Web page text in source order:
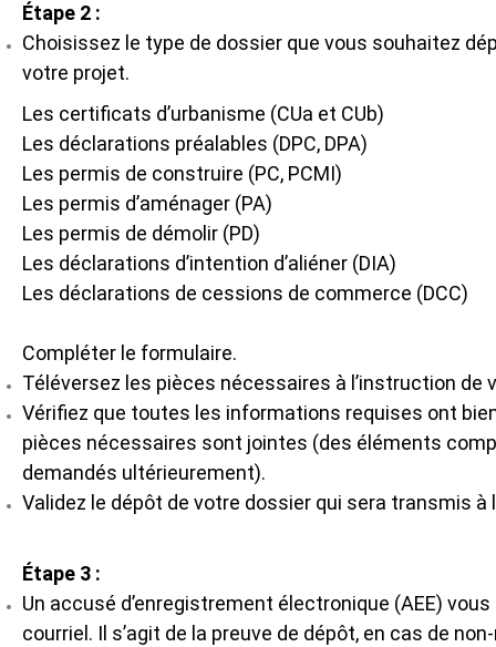
Étape 2 :
Choisissez le type de dossier que vous souhaitez
votre projet.
Les certificats d’urbanisme (CUa et CUb)
Les déclarations préalables (DPC, DPA)
Les permis de construire (PC, PCMI)
Les permis d’aménager (PA)
Les permis de démolir (PD)
Les déclarations d’intention d’aliéner (DIA)
Les déclarations de cessions de commerce (DCC)
Compléter le formulaire.
Téléversez les pièces nécessaires à l’instruction de
Vérifiez que toutes les informations requises ont
pièces nécessaires sont jointes (des éléments
demandés ultérieurement).
Validez le dépôt de votre dossier qui sera transmis à
Étape 3 :
Un accusé d’enregistrement électronique (AEE)
courriel. Il s’agit de la preuve de dépôt, en cas de